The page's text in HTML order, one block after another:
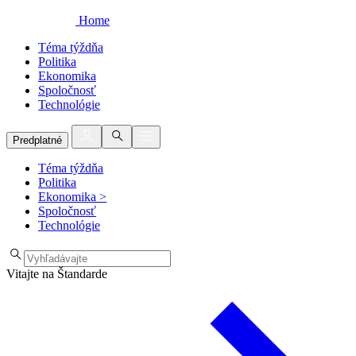
Home
Téma týždňa
Politika
Ekonomika
Spoločnosť
Technológie
Predplatné
Téma týždňa
Politika
Ekonomika >
Spoločnosť
Technológie
Vitajte na Štandarde